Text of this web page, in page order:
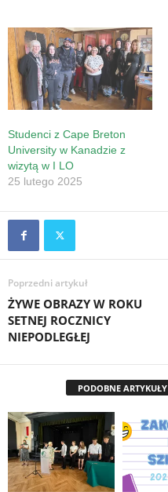
Studenci z Cape Breton
University w Kanadzie z
wizytą w I LO
25 lutego 2025
Poprzedni artykuł
ŻYWE OBRAZY W ROKU
SETNEJ ROCZNICY
NIEPODLEGŁEJ
PODOBNE ARTYKUŁY